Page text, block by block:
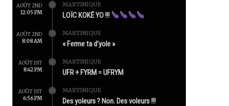
AOÛT 2ND
12:05 PM
MARTINIQUE
LOÏC KOKÉ YO !!!
AOÛT 2ND
8:08 AM
MARTINIQUE
« Ferme ta d’yole »
AOÛT 1ST
8:42 PM
MARTINIQUE
UFR + FYRM = UFRYM
AOÛT 1ST
6:56 PM
MARTINIQUE
Des yoleurs ? Non. Des voleurs !!!